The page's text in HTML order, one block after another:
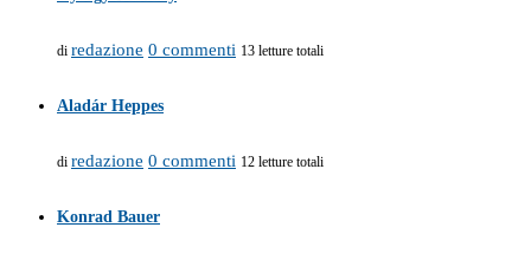
di redazione 0 commenti 13 letture totali
Aladár Heppes
di redazione 0 commenti 12 letture totali
Konrad Bauer